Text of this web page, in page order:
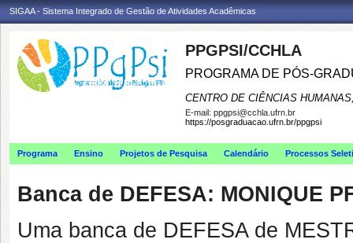
SIGAA - Sistema Integrado de Gestão de Atividades Acadêmicas
PPGPSI/CCHLA
PROGRAMA DE PÓS-
CENTRO DE CIÊNCIAS
E-mail: ppgpsi@cchla.ufrn.br
https://posgraduacao.ufrn.br/ppgpsi
Programa Ensino Projetos de Pesquisa Calendário Processos
Banca de DEFESA: MONIQUE
Uma banca de DEFESA de